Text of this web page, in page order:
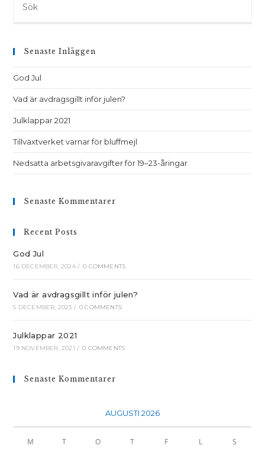
Senaste Inläggen
God Jul
Vad är avdragsgillt inför julen?
Julklappar 2021
Tillväxtverket varnar för bluffmejl
Nedsatta arbetsgivaravgifter för 19–23-åringar
Senaste Kommentarer
Recent Posts
God Jul
16 DECEMBER, 2024 / 0 COMMENTS
Vad är avdragsgillt inför julen?
5 DECEMBER, 2023 / 0 COMMENTS
Julklappar 2021
19 NOVEMBER, 2021 / 0 COMMENTS
Senaste Kommentarer
AUGUSTI 2026
M T O T F L S